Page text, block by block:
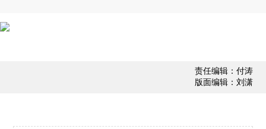
责任编辑：付涛
版面编辑：刘潇